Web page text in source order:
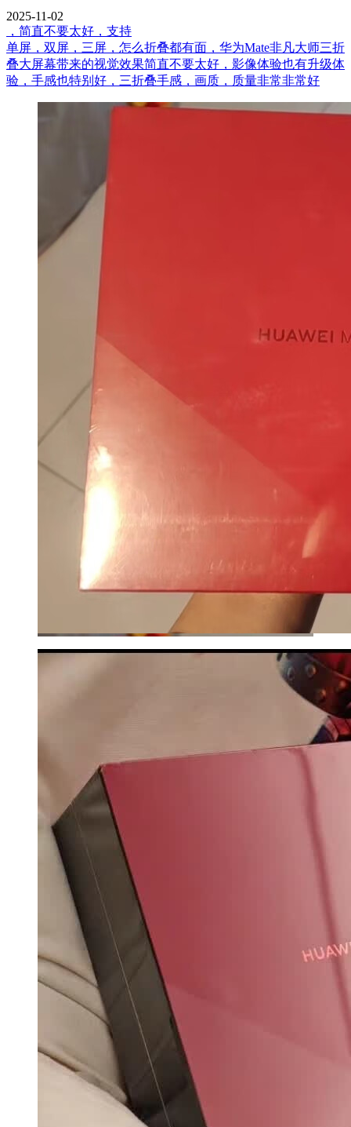
2025-11-02
，简直不要太好，支持
单屏，双屏，三屏，怎么折叠都有面，华为Mate非凡大师三折
叠大屏幕带来的视觉效果简直不要太好，影像体验也有升级体
验，手感也特别好，三折叠手感，画质，质量非常非常好